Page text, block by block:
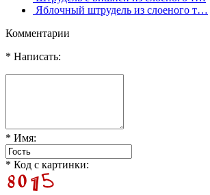
Яблочный штрудель из слоеного т…
Комментарии
* Написать:
* Имя:
* Код с картинки: